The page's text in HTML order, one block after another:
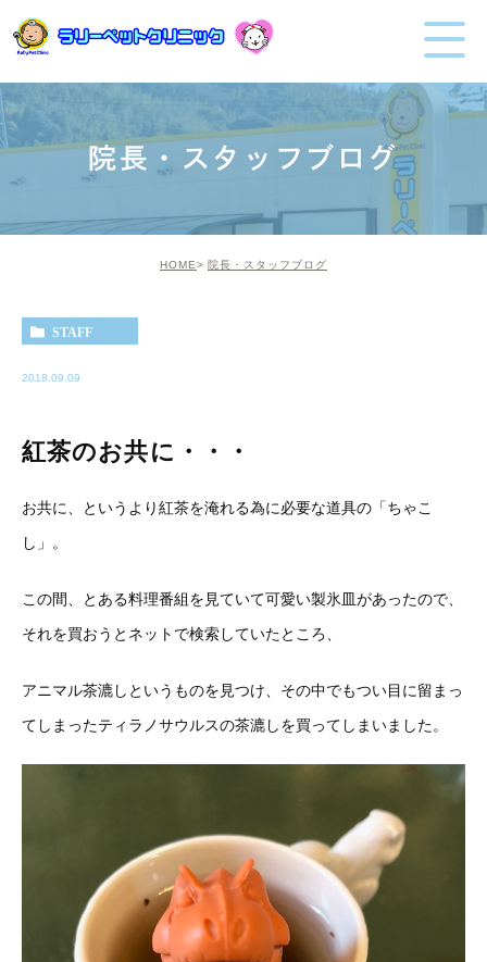
院長・スタッフブログ
HOME 院長・スタッフブログ
STAFF
2018.09.09
紅茶のお共に・・・
お共に、というより紅茶を淹れる為に必要な道具の「ちゃこ
し」。
この間、とある料理番組を見ていて可愛い製氷皿があったので、
それを買おうとネットで検索していたところ、
アニマル茶漉しというものを見つけ、その中でもつい目に留まっ
てしまったティラノサウルスの茶漉しを買ってしまいました。